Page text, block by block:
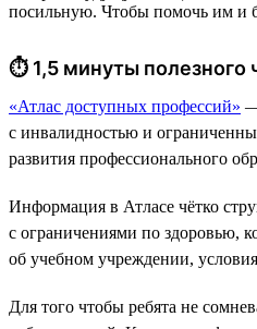
посильную. Чтобы помочь им и
⏱ 1,5 минуты полезного
«Атлас доступных профессий» —
с инвалидностью и
развития профессионального
Информация в Атласе чётко
с ограничениями по здоровью,
об учебном учреждении,
Для того чтобы ребята не